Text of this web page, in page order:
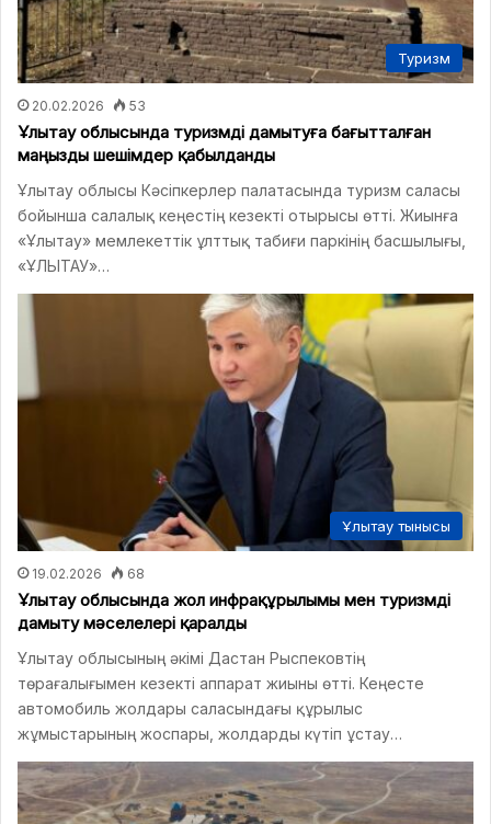
Туризм
20.02.2026 53
Ұлытау облысында туризмді дамытуға бағытталған
маңызды шешімдер қабылданды
Ұлытау облысы Кәсіпкерлер палатасында туризм саласы
бойынша салалық кеңестің кезекті отырысы өтті. Жиынға
«Ұлытау» мемлекеттік ұлттық табиғи паркінің басшылығы,
«ҰЛЫТАУ»…
Ұлытау тынысы
19.02.2026 68
Ұлытау облысында жол инфрақұрылымы мен туризмді
дамыту мәселелері қаралды
Ұлытау облысының әкімі Дастан Рыспековтің
төрағалығымен кезекті аппарат жиыны өтті. Кеңесте
автомобиль жолдары саласындағы құрылыс
жұмыстарының жоспары, жолдарды күтіп ұстау…